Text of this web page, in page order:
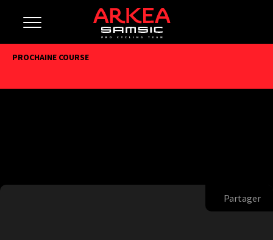
PROCHAINE COURSE
Partager